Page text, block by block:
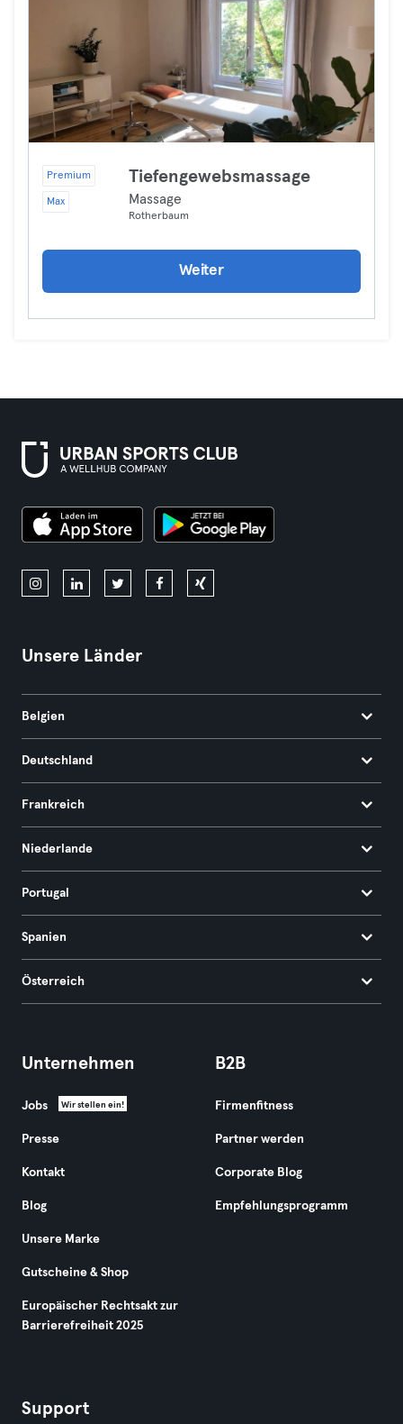
Premium
Max
Tiefengewebsmassage
Massage
Rotherbaum
Weiter
Unsere Länder
Belgien
Deutschland
Frankreich
Niederlande
Portugal
Spanien
Österreich
Unternehmen
Jobs Wir stellen ein!
Presse
Kontakt
Blog
Unsere Marke
Gutscheine & Shop
Europäischer Rechtsakt zur
Barrierefreiheit 2025
B2B
Firmenfitness
Partner werden
Corporate Blog
Empfehlungsprogramm
Support